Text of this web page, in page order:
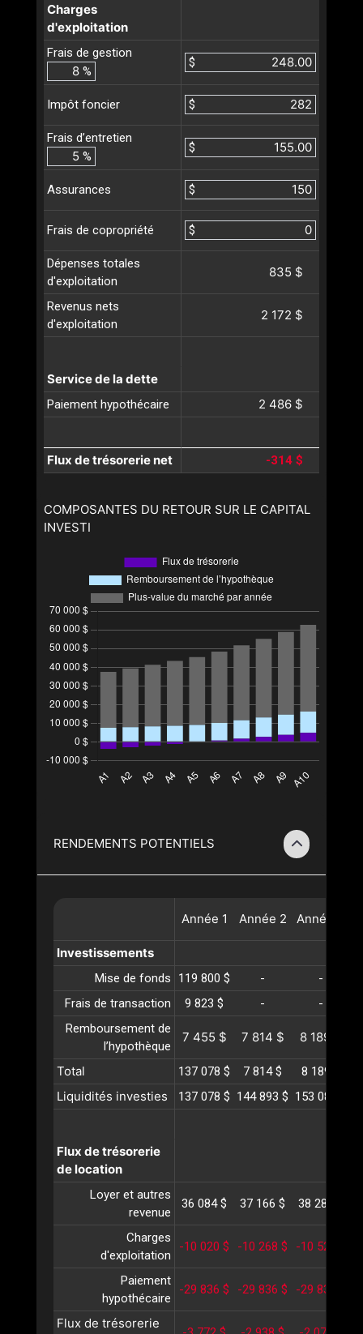
Charges
d'exploitation
Frais de gestion
%
$
Impôt foncier $
Frais d’entretien
%
$
Assurances $
Frais de copropriété $
Dépenses totales
d'exploitation
835 $
Revenus nets
d'exploitation
2 172 $
Service de la dette
Paiement hypothécaire 2 486 $
Flux de trésorerie net -314 $
COMPOSANTES DU RETOUR SUR LE CAPITAL
INVESTI
RENDEMENTS POTENTIELS
Année 1 Année 2 Année
Investissements
Mise de fonds 119 800 $ -
-
Frais de transaction
9 823 $ -
-
Remboursement de
l’hypothèque
7 455 $ 7 814 $ 8 189 $
Total 137 078 $ 7 814 $ 8 189 $
Liquidités investies 137 078 $ 144 893 $ 153 082 $
Flux de trésorerie
de location
Loyer et autres
revenue
36 084 $ 37 166 $ 38 281 $
Charges
d'exploitation
-10 020 $ -10 268 $ -10 523 $
Paiement
hypothécaire
-29 836 $ -29 836 $ -29 836 $
Flux de trésorerie